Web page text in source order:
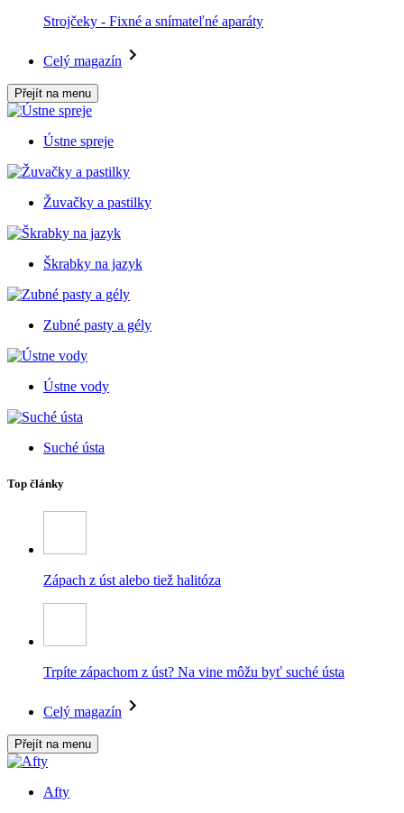
Strojčeky - Fixné a snímateľné aparáty
Celý magazín
Přejít na menu
Ústne spreje
Žuvačky a pastilky
Škrabky na jazyk
Zubné pasty a gély
Ústne vody
Suché ústa
Top články
Zápach z úst alebo tiež halitóza
Trpíte zápachom z úst? Na vine môžu byť suché ústa
Celý magazín
Přejít na menu
Afty